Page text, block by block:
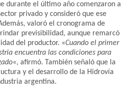
durante el último año comenzaron a
privado y consideró que ese
valoró el cronograma de
previsibilidad, aunque remarcó
del productor. «Cuando el primer
encuentra las condiciones para
«, afirmó. También señaló que la
y el desarrollo de la Hidrovía
argentina.